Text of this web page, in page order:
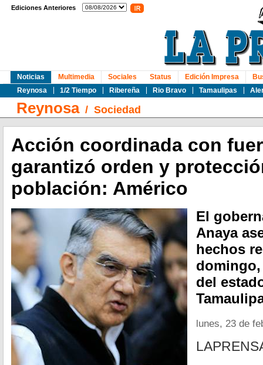
Ediciones Anteriores
Noticias
Reynosa
1/2 Tiempo Ribereña Rio Bravo Tamaulipas
Multimedia Sociales Status Edición Impresa
Reynosa/ Sociedad
Acción coordinada con
garantizó orden y
población: Américo
El
Anaya
hechos
del
lunes, 23 de